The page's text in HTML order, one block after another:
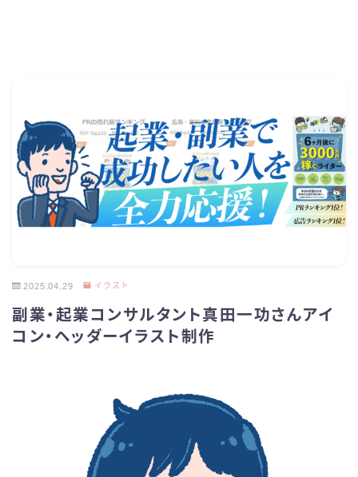
2025.04.29 イラスト
副業・起業コンサルタント真田一功さんアイ
コン・ヘッダーイラスト制作